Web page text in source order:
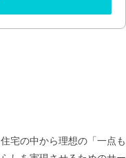
宅の中から理想の「一点も